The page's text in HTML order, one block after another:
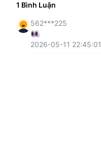
1 Bình Luận
562***225
2026-05-11 22:45:01